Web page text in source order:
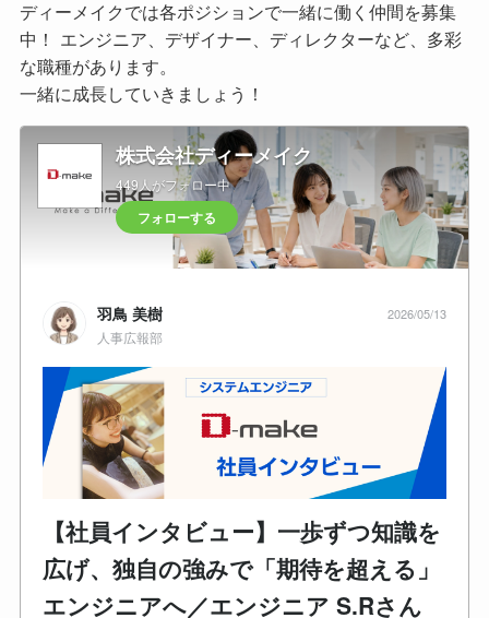
ディーメイクでは各ポジションで一緒に働く仲間を募集
中！ エンジニア、デザイナー、ディレクターなど、多彩
な職種があります。
一緒に成長していきましょう！